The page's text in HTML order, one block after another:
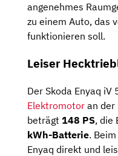
angenehmes
zu einem Auto, das
funktionieren soll.
Leiser
Der Skoda Enyaq
Elektromotor an der
beträgt 148 PS, die
kWh-Batterie.
Enyaq direkt und